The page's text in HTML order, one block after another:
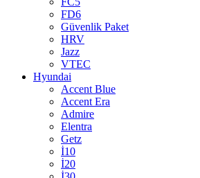
FD6
Güvenlik Paket
HRV
Jazz
VTEC
Hyundai
Accent Blue
Accent Era
Admire
Elentra
Getz
İ10
İ20